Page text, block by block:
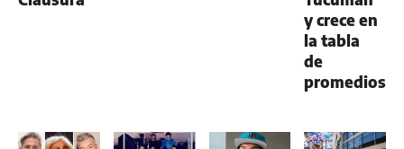
y crece en
la tabla
de
promedios